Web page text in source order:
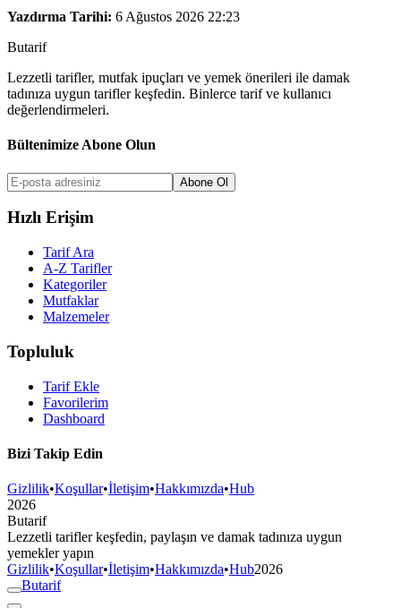
Yazdırma Tarihi: 6 Ağustos 2026 22:23
Butarif
Lezzetli tarifler, mutfak ipuçları ve yemek önerileri ile damak
tadınıza uygun tarifler keşfedin. Binlerce tarif ve kullanıcı
değerlendirmeleri.
Bültenimize Abone Olun
Abone Ol
Hızlı Erişim
Tarif Ara
A-Z Tarifler
Kategoriler
Mutfaklar
Malzemeler
Topluluk
Tarif Ekle
Favorilerim
Dashboard
Bizi Takip Edin
Gizlilik•Koşullar•İletişim•Hakkımızda•Hub
2026
Butarif
Lezzetli tarifler keşfedin, paylaşın ve damak tadınıza uygun
yemekler yapın
Gizlilik•Koşullar•İletişim•Hakkımızda•Hub2026
Butarif